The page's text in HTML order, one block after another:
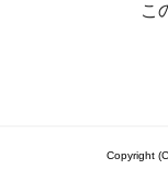
こ
Copyright